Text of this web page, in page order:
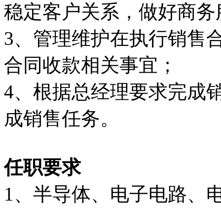
稳定客户关系，做好商务
3、管理维护在执行销售
合同收款相关事宜；
4、根据总经理要求完成
成销售任务。
任职要求
1、半导体、电子电路、